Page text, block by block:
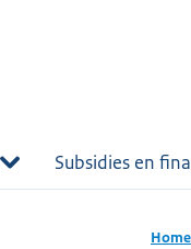
Subsidies en
Home